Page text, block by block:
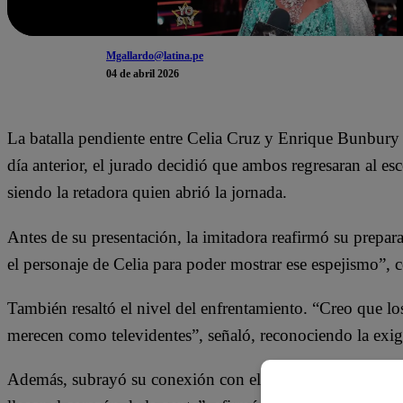
Mgallardo@latina.pe
04 de abril 2026
La batalla pendiente entre Celia Cruz y Enrique Bunbury
día anterior, el jurado decidió que ambos regresaran al
siendo la retadora quien abrió la jornada.
Antes de su presentación, la imitadora reafirmó su
el personaje de Celia para poder mostrar ese
También resaltó el nivel del enfrentamiento. “Creo que
merecen como televidentes”, señaló, reconociendo la
Además, subrayó su conexión con el público. “Lo hago